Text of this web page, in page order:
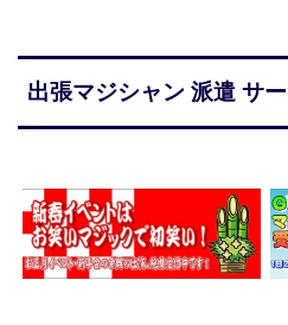
出張マジシャン 派遣 サ